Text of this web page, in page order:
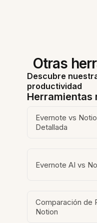
Otras
Descubre
productividad
Herramientas
Evernote vs
Detallada
Evernote AI vs
Comparación de
Notion